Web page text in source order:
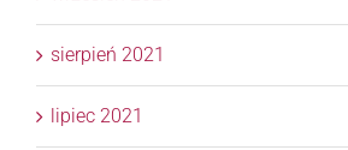
sierpień 2021
lipiec 2021